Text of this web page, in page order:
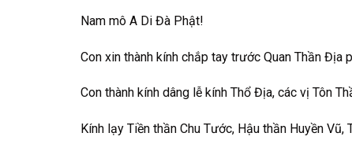
Nam mô A Di Đà Phật!
Con xin thành kính chắp tay trước Quan Thần Địa
Con thành kính dâng lễ kính Thổ Địa, các vị Tôn
Kính lạy Tiền thần Chu Tước, Hậu thần Huyền